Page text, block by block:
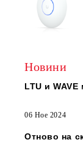
Новини
LTU и
06 Ное 2024
Отново на